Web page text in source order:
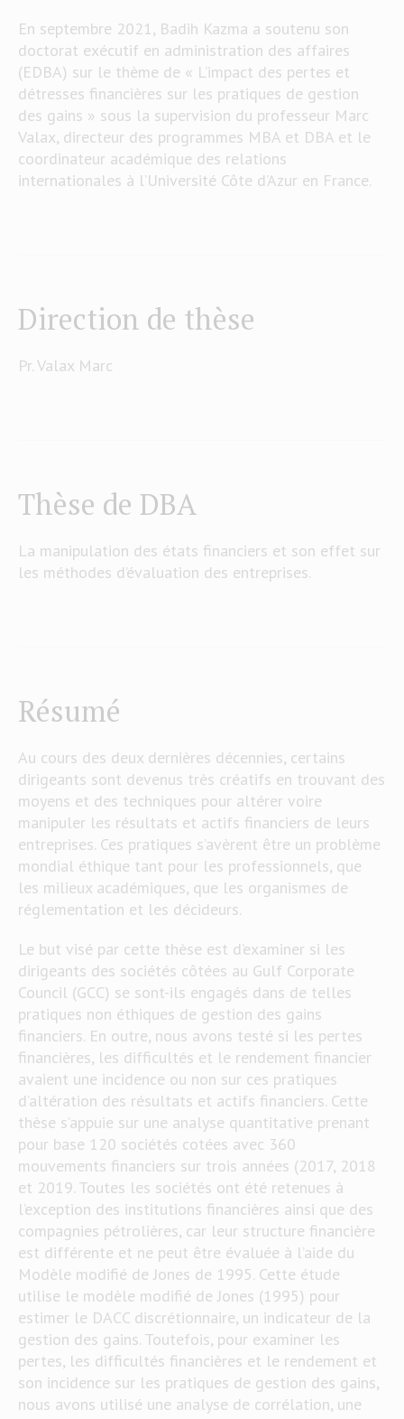
En septembre 2021, Badih Kazma a soutenu son
doctorat exécutif en administration des affaires
(EDBA) sur le thème de « L’impact des pertes et
détresses financières sur les pratiques de gestion
des gains » sous la supervision du professeur Marc
Valax, directeur des programmes MBA et DBA et le
coordinateur académique des relations
internationales à l’Université Côte d’Azur en France.
Direction de thèse
Pr. Valax Marc
Thèse de DBA
La manipulation des états financiers et son effet sur
les méthodes d’évaluation des entreprises.
Résumé
Au cours des deux dernières décennies, certains
dirigeants sont devenus très créatifs en trouvant des
moyens et des techniques pour altérer voire
manipuler les résultats et actifs financiers de leurs
entreprises. Ces pratiques s’avèrent être un problème
mondial éthique tant pour les professionnels, que
les milieux académiques, que les organismes de
réglementation et les décideurs.
Le but visé par cette thèse est d’examiner si les
dirigeants des sociétés côtées au Gulf Corporate
Council (GCC) se sont-ils engagés dans de telles
pratiques non éthiques de gestion des gains
financiers. En outre, nous avons testé si les pertes
financières, les difficultés et le rendement financier
avaient une incidence ou non sur ces pratiques
d’altération des résultats et actifs financiers. Cette
thèse s’appuie sur une analyse quantitative prenant
pour base 120 sociétés cotées avec 360
mouvements financiers sur trois années (2017, 2018
et 2019. Toutes les sociétés ont été retenues à
l’exception des institutions financières ainsi que des
compagnies pétrolières, car leur structure financière
est différente et ne peut être évaluée à l’aide du
Modèle modifié de Jones de 1995. Cette étude
utilise le modèle modifié de Jones (1995) pour
estimer le DACC discrétionnaire, un indicateur de la
gestion des gains. Toutefois, pour examiner les
pertes, les difficultés financières et le rendement et
son incidence sur les pratiques de gestion des gains,
nous avons utilisé une analyse de corrélation, une